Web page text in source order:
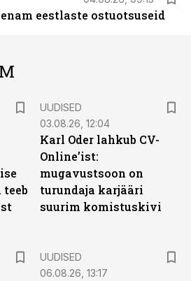
eestlaste ostuotsuseid
UUDISED
03.08.26, 12:04
Karl Oder lahkub CV-
Online’ist:
mugavustsoon on
turundaja karjääri
suurim komistuskivi
UUDISED
06.08.26, 13:17